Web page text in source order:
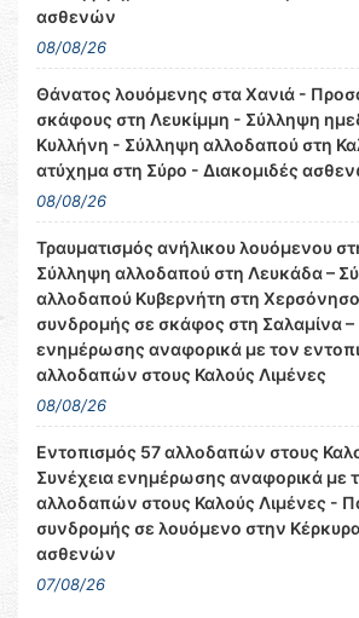
ασθενών
08/08/26
Θάνατος λουόμενης στα Χανιά -
σκάφους στη Λευκίμμη - Σύλληψη
Κυλλήνη - Σύλληψη αλλοδαπού στη
ατύχημα στη Σύρο - Διακομιδές
08/08/26
Τραυματισμός ανήλικου λουόμενου
Σύλληψη αλλοδαπού στη Λευκάδα –
αλλοδαπού Κυβερνήτη στη
συνδρομής σε σκάφος στη Σαλαμίνα –
ενημέρωσης αναφορικά με τον
αλλοδαπών στους Καλούς Λιμένες
08/08/26
Εντοπισμός 57 αλλοδαπών στους
Συνέχεια ενημέρωσης αναφορικά με
αλλοδαπών στους Καλούς Λιμένες -
συνδρομής σε λουόμενο στην
ασθενών
07/08/26